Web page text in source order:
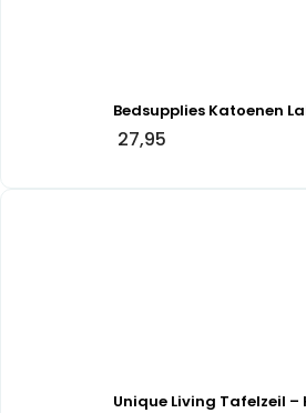
Bedsupplies Katoenen
27,95
Unique Living Tafelzeil –